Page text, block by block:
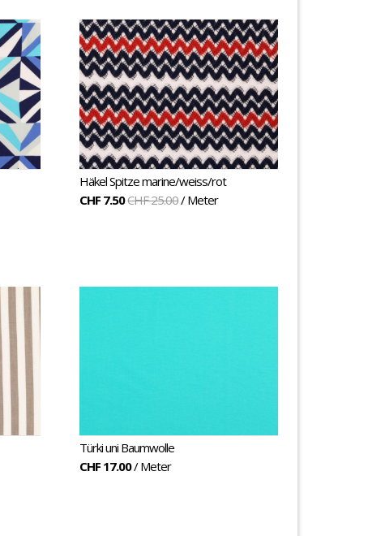
Häkel Spitze marine/weiss/rot
CHF 7.50CHF 25.00/ Meter
Türki uni Baumwolle
CHF 17.00/ Meter